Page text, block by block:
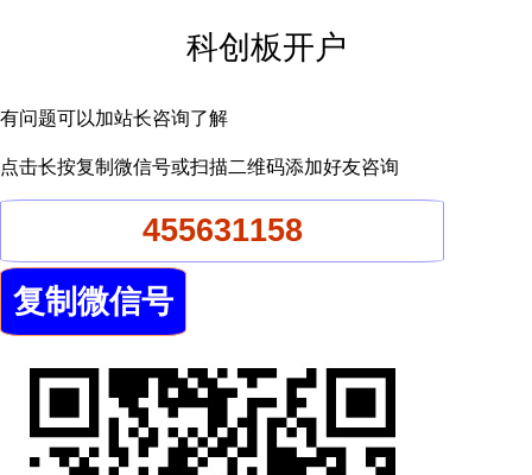
科创板开户
有问题可以加站长咨询了解
点击长按复制微信号或扫描二维码添加好友咨询